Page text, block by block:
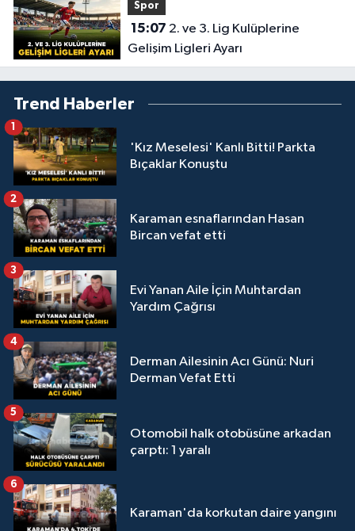
Spor
15:07
Gelişim Ligleri Ayarı
Trend Haberler
'Kız Meselesi' Kanlı Bitti! Parkta
Bıçaklar Konuştu
1
Karaman esnaflarından Hasan
Bircan vefat etti
2
Evi Yanan Aile İçin Muhtardan
Yardım Çağrısı
3
Derman Ailesinin Acı Günü: Nuri
Derman Vefat Etti
4
Otomobil halk otobüsüne arkadan
çarptı: 1 yaralı
5
Karaman'da korkutan daire yangını
6